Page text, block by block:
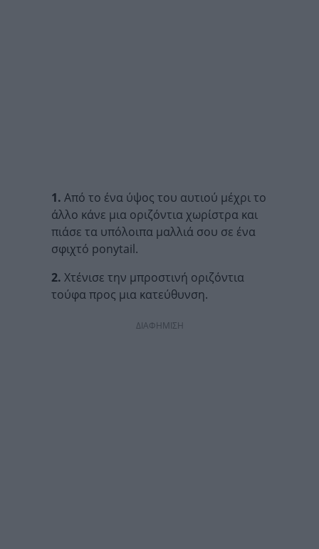
1. Από το ένα ύψος του αυτιού μέχρι το
άλλο κάνε μια οριζόντια χωρίστρα και
πιάσε τα υπόλοιπα μαλλιά σου σε ένα
σφιχτό ponytail.
2. Χτένισε την μπροστινή οριζόντια
τούφα προς μια κατεύθυνση.
ΔΙΑΦΗΜΙΣΗ